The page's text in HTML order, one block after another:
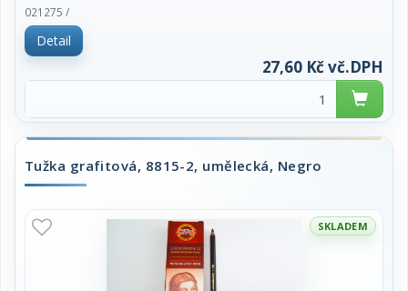
cena za 1 kus
021275 /
Detail
27,60 Kč vč.DPH
Tužka grafitová, 8815-2, umělecká, Negro
SKLADEM